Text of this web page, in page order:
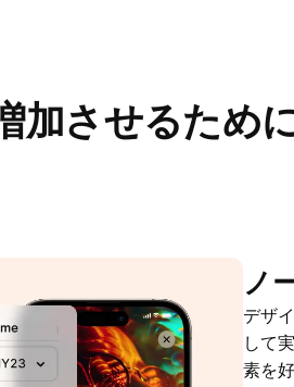
加させるため
ノ
デザ
して
素を